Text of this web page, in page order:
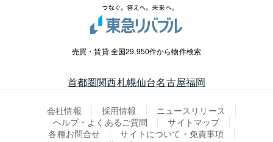
売買・賃貸 全国29,950件から物件検索
首都圏関西札幌仙台名古屋福岡
会社情報 採用情報
ニュースリリース
ヘルプ・よくあるご質問
サイトマップ
各種お問合せ
サイトについて・免責事項